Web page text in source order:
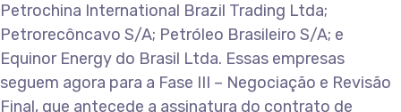
Petrochina International Brazil Trading Ltda;
Petrorecôncavo S/A; Petróleo Brasileiro S/A; e
Equinor Energy do Brasil Ltda. Essas empresas
seguem agora para a Fase III – Negociação e Revisão
Final, que antecede a assinatura do contrato de